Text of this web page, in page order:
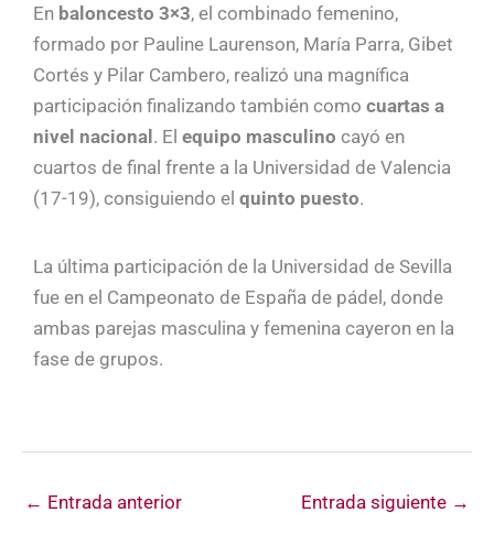
En baloncesto 3×3, el combinado femenino,
formado por Pauline Laurenson, María Parra, Gibet
Cortés y Pilar Cambero, realizó una magnífica
participación finalizando también como cuartas a
nivel nacional . El equipo masculino cayó en
cuartos de final frente a la Universidad de Valencia
(17-19), consiguiendo el quinto puesto.
La última participación de la Universidad de Sevilla
fue en el Campeonato de España de pádel, donde
ambas parejas masculina y femenina cayeron en la
fase de grupos.
← Entrada anterior Entrada siguiente →